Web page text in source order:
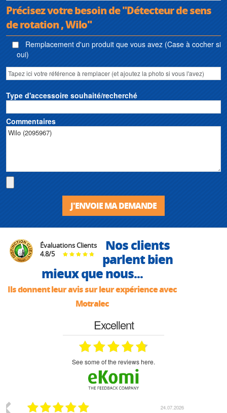
Précisez votre besoin de "Détecteur de sens
de rotation , Wilo"
Remplacement d'un produit que vous avez (Case à cocher si
oui)
Type d'accessoire souhaité/recherché
Commentaires
J'ENVOIE MA DEMANDE
Évaluations Clients
4.8/5
Nos clients
parlent bien
mieux que nous...
Ils donnent leur avis sur leur expérience avec
Motralec
Excellent
see some of the reviews here.
18.07.2026